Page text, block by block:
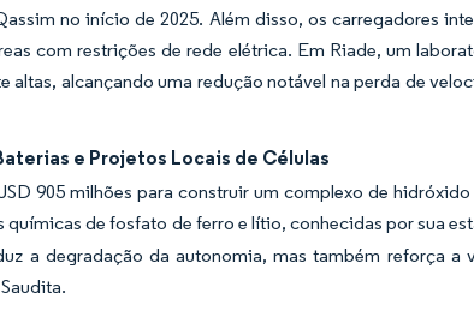
no início de 2025. Além disso, os carregadores
com restrições de rede elétrica. Em Riade, um
altas, alcançando uma redução notável na perda de
e Projetos Locais de Células
905 milhões para construir um complexo de
químicas de fosfato de ferro e lítio, conhecidas por sua
a degradação da autonomia, mas também reforça a